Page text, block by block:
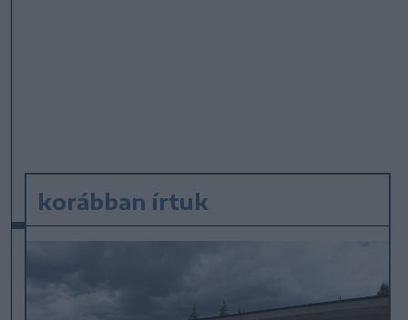
korábban írtuk